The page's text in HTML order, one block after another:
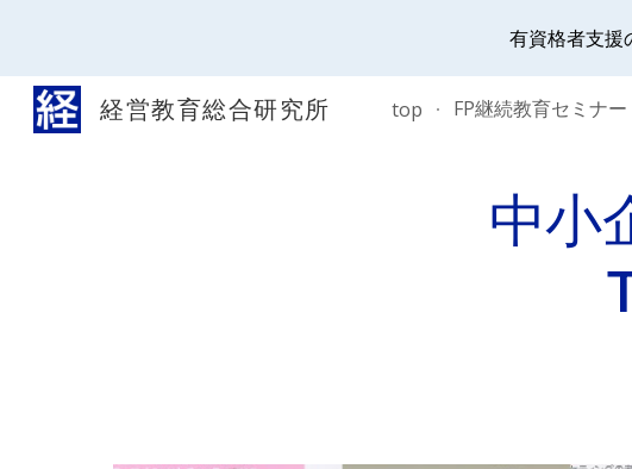
Skip to main
有資格者支援
経営教育総合研究所 top FP継続教育セミナー
中小